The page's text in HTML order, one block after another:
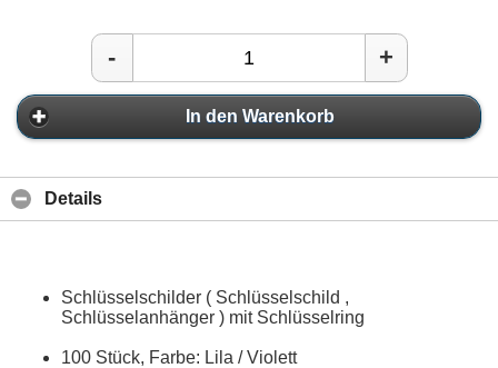
- +
In den Warenkorb
Details
Schlüsselschilder ( Schlüsselschild ,
Schlüsselanhänger ) mit Schlüsselring
100 Stück, Farbe: Lila / Violett